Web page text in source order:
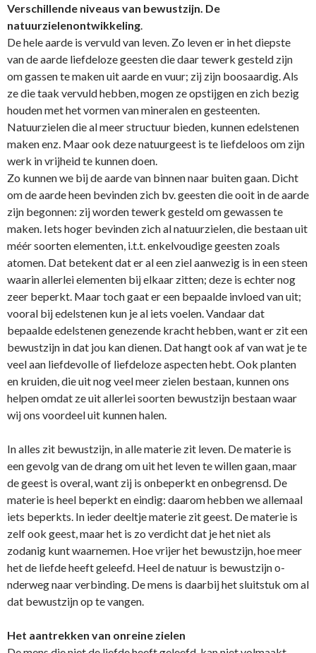
Verschillende niveaus van bewustzijn. De
natuurzielenontwikkeling.
De hele aarde is vervuld van leven. Zo leven er in het diepste
van de aarde liefdeloze geesten die daar tewerk gesteld zijn
om gassen te maken uit aarde en vuur; zij zijn boosaardig. Als
ze die taak vervuld hebben, mogen ze opstijgen en zich bezig
houden met het vormen van mineralen en gesteenten.
Natuurzielen die al meer structuur bieden, kunnen edelstenen
maken enz. Maar ook deze natuurgeest is te liefdeloos om zijn
werk in vrijheid te kunnen doen.
Zo kunnen we bij de aarde van binnen naar buiten gaan. Dicht
om de aarde heen bevinden zich bv. geesten die ooit in de aarde
zijn begonnen: zij worden tewerk gesteld om gewassen te
maken. Iets hoger bevinden zich al natuurzielen, die bestaan uit
méér soorten elementen, i.t.t. enkelvoudige geesten zoals
atomen. Dat betekent dat er al een ziel aanwezig is in een steen
waarin allerlei elementen bij elkaar zitten; deze is echter nog
zeer beperkt. Maar toch gaat er een bepaalde invloed van uit;
vooral bij edelstenen kun je al iets voelen. Vandaar dat
bepaalde edelstenen genezende kracht hebben, want er zit een
bewustzijn in dat jou kan dienen. Dat hangt ook af van wat je te
veel aan liefdevolle of liefdeloze aspecten hebt. Ook planten
en kruiden, die uit nog veel meer zielen bestaan, kunnen o­ns
helpen omdat ze uit allerlei soorten bewustzijn bestaan waar
wij o­ns voordeel uit kunnen halen.
In alles zit bewustzijn, in alle materie zit leven. De materie is
een gevolg van de drang om uit het leven te willen gaan, maar
de geest is overal, want zij is o­nbeperkt en o­nbegrensd. De
materie is heel beperkt en eindig: daarom hebben we allemaal
iets beperkts. In ieder deeltje materie zit geest. De materie is
zelf ook geest, maar het is zo verdicht dat je het niet als
zodanig kunt waarnemen. Hoe vrijer het bewustzijn, hoe meer
het de liefde heeft geleefd. Heel de natuur is bewustzijn o­
nderweg naar verbinding. De mens is daarbij het sluitstuk om al
dat bewustzijn op te vangen.
Het aantrekken van o­nreine zielen